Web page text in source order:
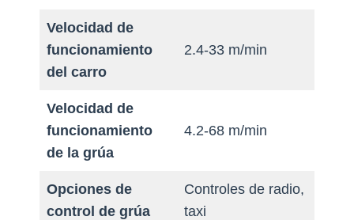
Velocidad de
funcionamiento
del carro
2.4-33 m/min
Velocidad de
funcionamiento
de la grúa
4.2-68 m/min
Opciones de
control de grúa
Controles de radio,
taxi